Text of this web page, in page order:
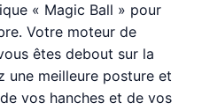
« Magic Ball » pour
Votre moteur de
êtes debout sur la
une meilleure posture et
vos hanches et de vos